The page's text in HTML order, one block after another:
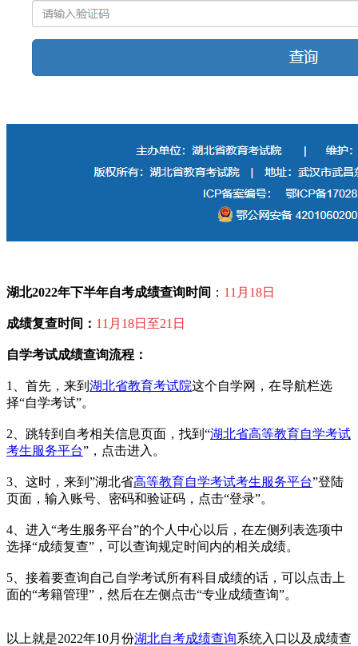
湖北2022年下半年自考成绩查询时间 ： 11月18日
成绩复查时间： 1 1月18日至21日
自学考试成绩查询流程：
1、首先，来到 湖北省教育考试院这个自学网，在导航栏选
择“自学考试”。
2、跳转到自考相关信息页面，找到“湖北省高等教育自学考试
考生服务平台”，点击进入。
3、这时，来到”湖北省高等教育自学考试考生服务平台”登陆
页面，输入账号、密码和验证码，点击“登录”。
4、进入“考生服务平台”的个人中心以后，在左侧列表选项中
选择“成绩复查”，可以查询规定时间内的相关成绩。
5、接着要查询自己自学考试所有科目成绩的话，可以点击上
面的“考籍管理”，然后在左侧点击“专业成绩查询”。
以上就是2022年10月份湖北自考成绩查询系统入口以及成绩查